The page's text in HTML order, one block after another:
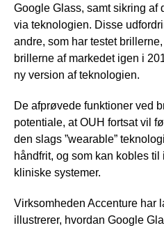
Google Glass, samt sikring af
via teknologien. Disse
andre, som har testet
brillerne af markedet igen i
ny version af teknologien.
De afprøvede funktioner ved
potentiale, at OUH fortsat vil
den slags ”wearable”
håndfrit, og som kan kobles
kliniske systemer.
Virksomheden Accenture har
illustrerer, hvordan Google